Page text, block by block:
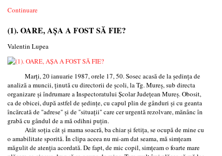
Continuare
(1). OARE, AȘA A FOST SĂ FIE?
Valentin Lupea
Marți, 20 ianuarie 1987, orele 17, 50. Sosec acasă de la ședința de
analiză a muncii, ținută cu directorii de școli, la Tg. Mureș, sub directa
organizare și îndrumare a Inspectoratului Școlar Județean Mureș. Obosit,
ca de obicei, după astfel de ședințe, cu capul plin de gânduri și cu geanta
încărcată de "adrese" și de "situații" care cer urgentă rezolvare, mănânc în
grabă cu gândul de a mă odihni puțin.
Atât soția cât și mama soacră, ba chiar și fetița, se ocupă de mine cu
o amabilitate sporită. În clipa aceea nu mi-am dat seama, mă simțeam
măgulit de atenția acordată. De fapt, de mic copil, simțeam o foarte mare